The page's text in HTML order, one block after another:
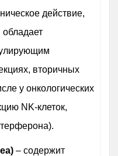
действие,
вторичных
у онкологических
NK-клеток,
– содержит